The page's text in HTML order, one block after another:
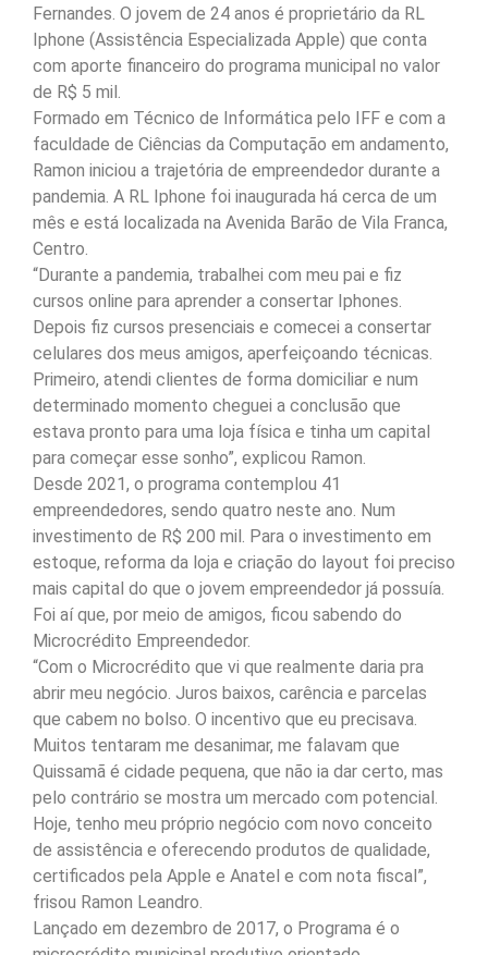
Fernandes. O jovem de 24 anos é proprietário da RL
Iphone (Assistência Especializada Apple) que conta
com aporte financeiro do programa municipal no valor
de R$ 5 mil.
Formado em Técnico de Informática pelo IFF e com a
faculdade de Ciências da Computação em andamento,
Ramon iniciou a trajetória de empreendedor durante a
pandemia. A RL Iphone foi inaugurada há cerca de um
mês e está localizada na Avenida Barão de Vila Franca,
Centro.
“Durante a pandemia, trabalhei com meu pai e fiz
cursos online para aprender a consertar Iphones.
Depois fiz cursos presenciais e comecei a consertar
celulares dos meus amigos, aperfeiçoando técnicas.
Primeiro, atendi clientes de forma domiciliar e num
determinado momento cheguei a conclusão que
estava pronto para uma loja física e tinha um capital
para começar esse sonho”, explicou Ramon.
Desde 2021, o programa contemplou 41
empreendedores, sendo quatro neste ano. Num
investimento de R$ 200 mil. Para o investimento em
estoque, reforma da loja e criação do layout foi preciso
mais capital do que o jovem empreendedor já possuía.
Foi aí que, por meio de amigos, ficou sabendo do
Microcrédito Empreendedor.
“Com o Microcrédito que vi que realmente daria pra
abrir meu negócio. Juros baixos, carência e parcelas
que cabem no bolso. O incentivo que eu precisava.
Muitos tentaram me desanimar, me falavam que
Quissamã é cidade pequena, que não ia dar certo, mas
pelo contrário se mostra um mercado com potencial.
Hoje, tenho meu próprio negócio com novo conceito
de assistência e oferecendo produtos de qualidade,
certificados pela Apple e Anatel e com nota fiscal”,
frisou Ramon Leandro.
Lançado em dezembro de 2017, o Programa é o